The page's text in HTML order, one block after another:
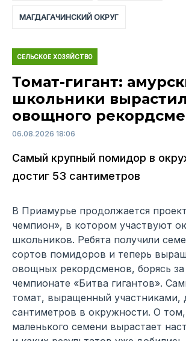
МАГДАГАЧИНСКИЙ ОКРУГ
СЕЛЬСКОЕ ХОЗЯЙСТВО
Томат-гигант:
школьники
овощного
06.08.2026 18:06
Самый крупный помидор в
достиг 53 сантиметров
В Приамурье продолжается
чемпион», в котором участвуют
школьников. Ребята получили
сортов помидоров и теперь
овощных рекордсменов, борясь
чемпионате «Битва гигантов».
томат, выращенный участниками,
сантиметров в окружности. О том,
маленького семени вырастает